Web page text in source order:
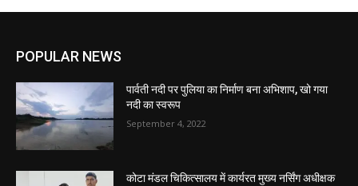
POPULAR NEWS
पार्वती नदी पर पुलिया का निर्माण बना अभिशाप, खो गया
नदी का स्वरूप
September 4, 2022
कोटा मंडल चिकित्सालय में कार्यरत मुख्य नर्सिंग अधीक्षक